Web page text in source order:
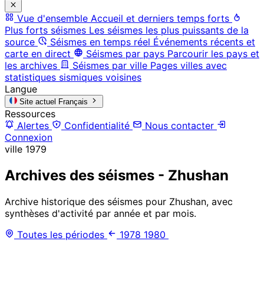
Vue d'ensemble Accueil et derniers temps forts
Plus forts séismes Les séismes les plus puissants de la
source
Séismes en temps réel Événements récents et
carte en direct
Séismes par pays Parcourir les pays et
les archives
Séismes par ville Pages villes avec
statistiques sismiques voisines
Langue
Site actuel Français
Ressources
Alertes
Confidentialité
Nous contacter
Connexion
ville 1979
Archives des séismes - Zhushan
Archive historique des séismes pour Zhushan, avec
synthèses d'activité par année et par mois.
Toutes les périodes
1978 1980